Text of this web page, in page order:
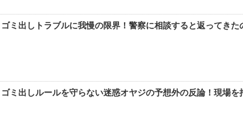
ゴミ出しトラブルに我慢の限界！警察に相談すると返ってき
ゴミ出しルールを守らない迷惑オヤジの予想外の反論！現場